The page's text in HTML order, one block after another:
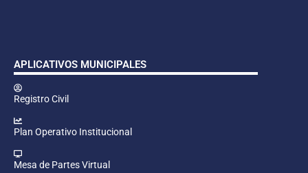
APLICATIVOS MUNICIPALES
Registro Civil
Plan Operativo Institucional
Mesa de Partes Virtual